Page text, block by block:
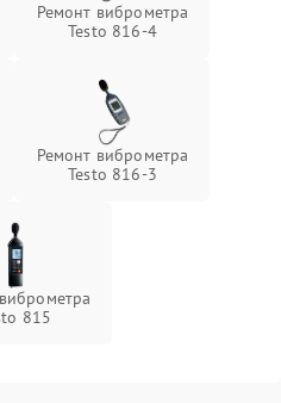
Ремонт виброметра
Testo 816-4
Ремонт виброметра
Testo 816-3
815